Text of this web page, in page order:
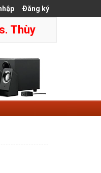
Đăng ký
Thùy